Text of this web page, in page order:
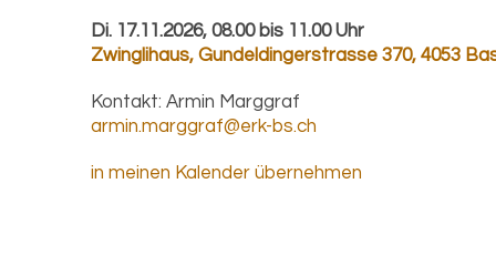
Di. 17.11.2026, 08.00 bis 11.00 Uhr
Zwinglihaus, Gundeldingerstrasse 370, 4053
Kontakt: Armin Marggraf
armin.marggraf@erk-bs.ch
in meinen Kalender übernehmen